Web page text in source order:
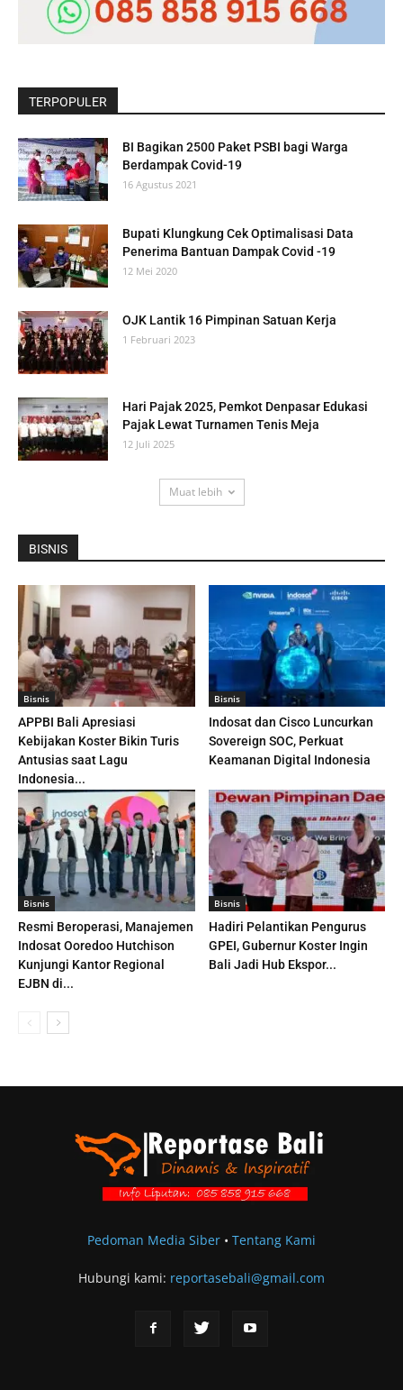
TERPOPULER
BI Bagikan 2500 Paket PSBI bagi Warga
Berdampak Covid-19
16 Agustus 2021
Bupati Klungkung Cek Optimalisasi Data
Penerima Bantuan Dampak Covid -19
12 Mei 2020
OJK Lantik 16 Pimpinan Satuan Kerja
1 Februari 2023
Hari Pajak 2025, Pemkot Denpasar Edukasi
Pajak Lewat Turnamen Tenis Meja
12 Juli 2025
Muat lebih
BISNIS
Bisnis
APPBI Bali Apresiasi
Kebijakan Koster Bikin Turis
Antusias saat Lagu
Indonesia...
Bisnis
Indosat dan Cisco Luncurkan
Sovereign SOC, Perkuat
Keamanan Digital Indonesia
Bisnis
Resmi Beroperasi, Manajemen
Indosat Ooredoo Hutchison
Kunjungi Kantor Regional
EJBN di...
Bisnis
Hadiri Pelantikan Pengurus
GPEI, Gubernur Koster Ingin
Bali Jadi Hub Ekspor...
Pedoman Media Siber• Tentang Kami
Hubungi kami: reportasebali@gmail.com